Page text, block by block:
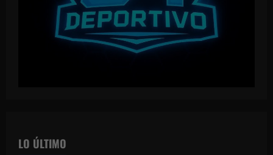
LO ÚLTIMO